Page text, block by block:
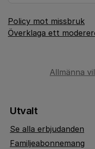
Policy mot missbruk
Överklaga ett
Allmänna
Utvalt
Se alla erbjudanden
Familjeabonnemang